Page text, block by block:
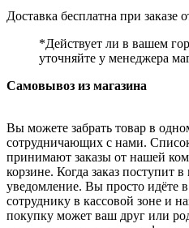
Доставка бесплатна при заказе
*Действует ли в вашем
уточняйте у менеджера
Самовывоз из магазина
Вы можете забрать товар в
сотрудничающих с нами.
принимают заказы от нашей
корзине. Когда заказ поступит
уведомление. Вы просто идёте
сотруднику в кассовой зоне и
покупку может ваш друг или